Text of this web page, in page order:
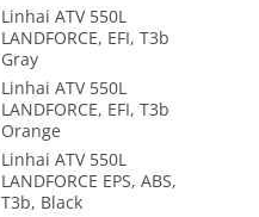
Linhai ATV 550L
LANDFORCE, EFI, T3b
Gray
Linhai ATV 550L
LANDFORCE, EFI, T3b
Orange
Linhai ATV 550L
LANDFORCE EPS, ABS,
T3b, Black